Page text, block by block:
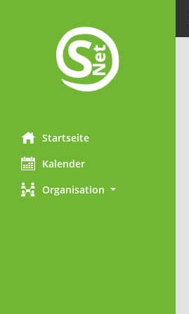
Startseite
Kalender
Organisation